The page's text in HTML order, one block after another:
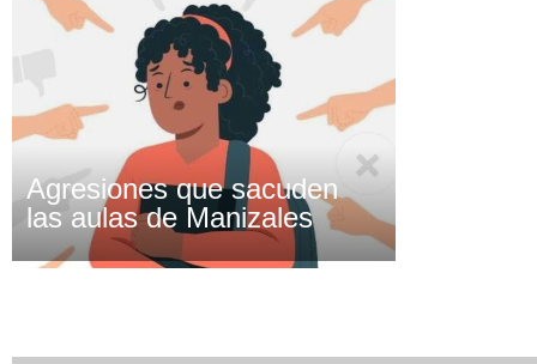
Agresiones que sacuden
las aulas de Manizales